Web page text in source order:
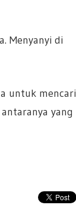
Menyanyi di
untuk mencari
yang